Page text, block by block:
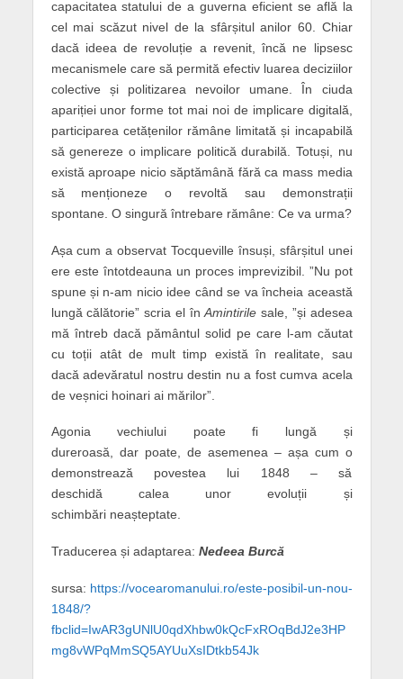
capacitatea statului de a guverna eficient se află la
cel mai scăzut nivel de la sfârșitul anilor 60. Chiar
dacă ideea de revoluție a revenit, încă ne lipsesc
mecanismele care să permită efectiv luarea deciziilor
colective și politizarea nevoilor umane. În ciuda
apariției unor forme tot mai noi de implicare digitală,
participarea cetățenilor rămâne limitată și incapabilă
să genereze o implicare politică durabilă. Totuși, nu
există aproape nicio săptămână fără ca mass media
să menționeze o revoltă sau demonstrații
spontane. O singură întrebare rămâne: Ce va urma?
Așa cum a observat Tocqueville însuși, sfârșitul unei
ere este întotdeauna un proces imprevizibil. ”Nu pot
spune și n-am nicio idee când se va încheia această
lungă călătorie” scria el înAmintirile sale, ”și adesea
mă întreb dacă pământul solid pe care l-am căutat
cu toții atât de mult timp existăîn realitate , sau
dacă adevăratul nostru destin nu a fost cumva acela
de veșnici hoinari ai mărilor”.
Agonia vechiului poate fi lungă și
dureroasă, darpoate, de asemenea – așa cum o
demonstrează povestea lui 1848 – să
deschidă calea unor evoluții și
schimbări neașteptate.
Traducerea și adaptarea: Nedeea Burcă
sursa: https://vocearomanului.ro/este-posibil-un-nou-
1848/?
fbclid=IwAR3gUNlU0qdXhbw0kQcFxROqBdJ2e3HP
mg8vWPqMmSQ5AYUuXsIDtkb54Jk